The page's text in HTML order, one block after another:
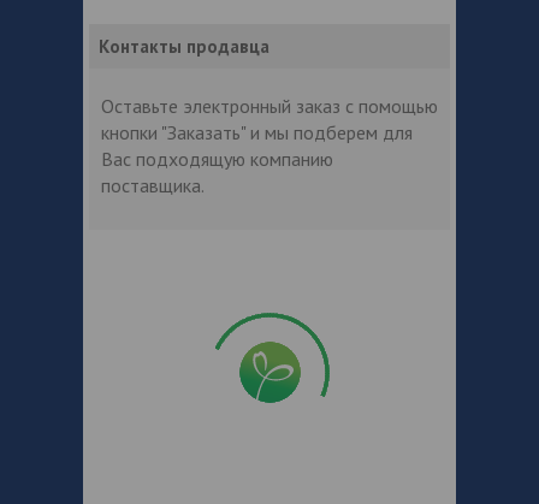
Контакты продавца
Оставьте электронный заказ с помощью
кнопки "Заказать" и мы подберем для
Вас подходящую компанию
поставщика.